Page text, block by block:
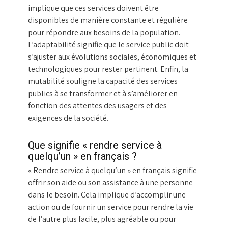
implique que ces services doivent être
disponibles de manière constante et régulière
pour répondre aux besoins de la population.
L’adaptabilité signifie que le service public doit
s’ajuster aux évolutions sociales, économiques et
technologiques pour rester pertinent. Enfin, la
mutabilité souligne la capacité des services
publics à se transformer et à s’améliorer en
fonction des attentes des usagers et des
exigences de la société.
Que signifie « rendre service à
quelqu’un » en français ?
« Rendre service à quelqu’un » en français signifie
offrir son aide ou son assistance à une personne
dans le besoin. Cela implique d’accomplir une
action ou de fournir un service pour rendre la vie
de l’autre plus facile, plus agréable ou pour